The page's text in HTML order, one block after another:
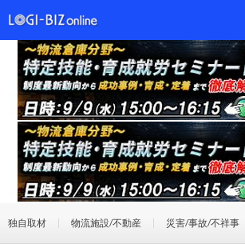
独自取材 物流施設/不動産 災害/事故/不祥事